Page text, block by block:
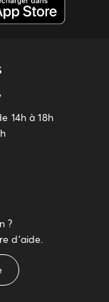
14h à 18h
?
d'aide.